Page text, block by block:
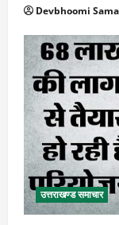
Devbhoomi
उत्तराखण्ड समाचार